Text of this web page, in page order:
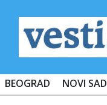
BEOGRAD NOVI SAD